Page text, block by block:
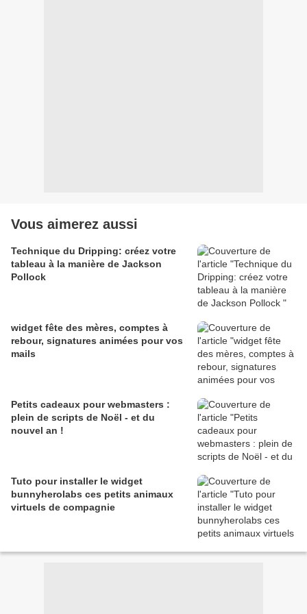
Vous aimerez aussi
Technique du Dripping: créez votre
tableau à la manière de Jackson
Pollock
widget fête des mères, comptes à
rebour, signatures animées pour vos
mails
Petits cadeaux pour webmasters :
plein de scripts de Noël - et du
nouvel an !
Tuto pour installer le widget
bunnyherolabs ces petits animaux
virtuels de compagnie